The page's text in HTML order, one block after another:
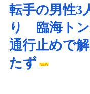
転手の男性3
り 臨海ト
通行止めで
たず